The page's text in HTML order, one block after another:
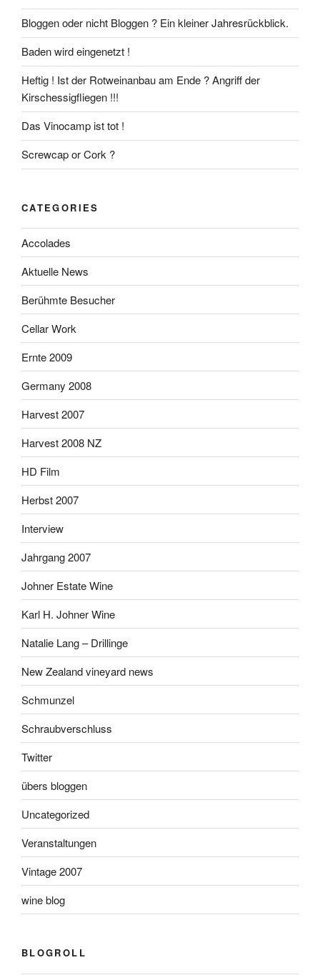
Bloggen oder nicht Bloggen ? Ein kleiner Jahresrückblick.
Baden wird eingenetzt !
Heftig ! Ist der Rotweinanbau am Ende ? Angriff der
Kirschessigfliegen !!!
Das Vinocamp ist tot !
Screwcap or Cork ?
CATEGORIES
Accolades
Aktuelle News
Berühmte Besucher
Cellar Work
Ernte 2009
Germany 2008
Harvest 2007
Harvest 2008 NZ
HD Film
Herbst 2007
Interview
Jahrgang 2007
Johner Estate Wine
Karl H. Johner Wine
Natalie Lang – Drillinge
New Zealand vineyard news
Schmunzel
Schraubverschluss
Twitter
übers bloggen
Uncategorized
Veranstaltungen
Vintage 2007
wine blog
BLOGROLL